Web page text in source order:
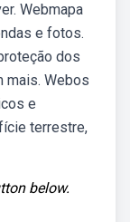
Webmapa
e fotos.
dos
mais. Webos
e
terrestre,
below.